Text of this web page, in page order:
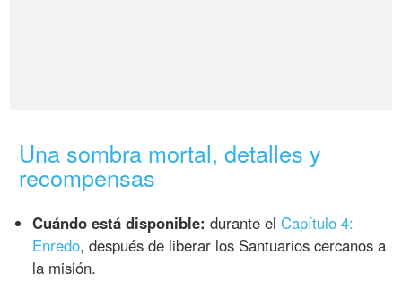
Una sombra mortal, detalles y
recompensas
Cuándo está disponible: durante elCapítulo 4:
Enredo, después de liberar los Santuarios cercanos a
la misión.